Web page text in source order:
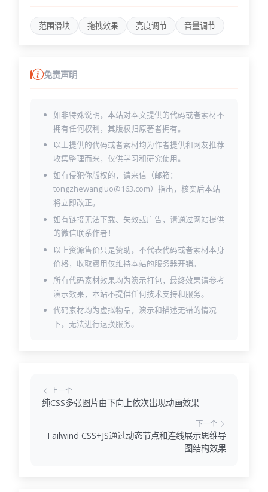
范围滑块 拖拽效果 亮度调节 音量调节
免责声明
如非特殊说明，本站对本文提供的代码或者素材不
拥有任何权利，其版权归原著者拥有。
以上提供的代码或者素材均为作者提供和网友推荐
收集整理而来，仅供学习和研究使用。
如有侵犯你版权的，请来信（邮箱：
tongzhewangluo@163.com）指出，核实后本站
将立即改正。
如有链接无法下载、失效或广告，请通过网站提供
的微信联系作者！
以上资源售价只是赞助，不代表代码或者素材本身
价格，收取费用仅维持本站的服务器开销。
所有代码素材效果均为演示打包，最终效果请参考
演示效果，本站不提供任何技术支持和服务。
代码素材均为虚拟物品，演示和描述无错的情况
下，无法进行退换服务。
上一个
纯CSS多张图片由下向上依次出现动画效果
下一个
Tailwind CSS+JS通过动态节点和连线展示思维导
图结构效果